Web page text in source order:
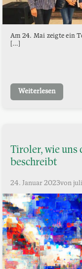
Am 24. Mai zeigte ein
[…]
Weiterlesen
Tiroler, wie uns
beschreibt
24. Januar 2023von